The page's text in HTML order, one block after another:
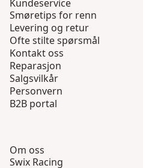
Kundeservice
Smøretips for renn
Levering og retur
Ofte stilte spørsmål
Kontakt oss
Reparasjon
Salgsvilkår
Personvern
B2B portal
Om oss
Swix Racing